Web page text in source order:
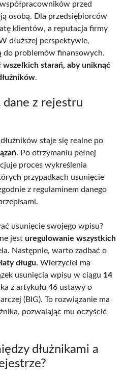
przed
osobą. Dla przedsiębiorców
klientów, a reputacja firmy
dłuższej perspektywie,
do problemów finansowych.
wszelkich starań, aby uniknąć
.
dane z rejestru
staje się realne po
. Po otrzymaniu pełnej
proces wykreślenia
przypadkach usunięcie
z regulaminem danego
usunięcie swojego wpisu?
jest uregulowanie wszystkich
Następnie, warto zadbać o
długu. Wierzyciel ma
usunięcia wpisu w ciągu 14
z artykułu 46 ustawy o
(BIG). To rozwiązanie ma
pozwalając mu oczyścić
dłużnikami a